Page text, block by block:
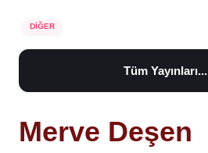
DİĞER
Tüm Yayınları...
Merve Deşen